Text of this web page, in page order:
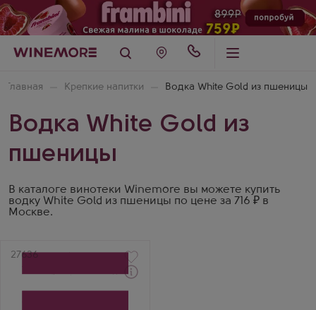
Главная Крепкие напитки Водка White Gold из пшеницы
Водка White Gold из
пшеницы
В каталоге винотеки Winemore вы можете купить
водку White Gold из пшеницы по цене за 716 ₽ в
Москве.
Артикул
27636